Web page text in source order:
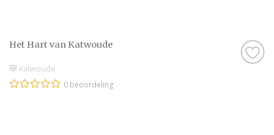
Het Hart van Katwoude
Katwoude
0 beoordeling